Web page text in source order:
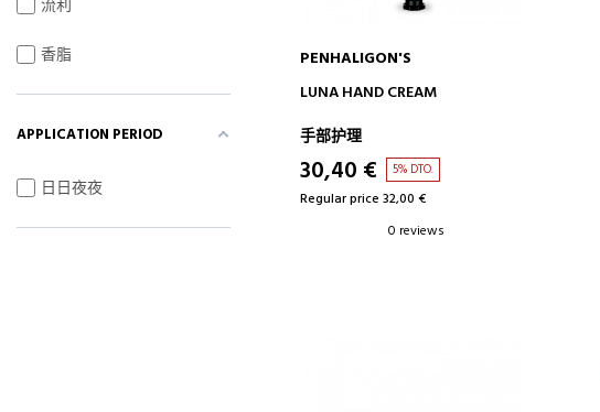
ADD TO CART
PENHALIGON'S
LUNA HAND CREAM
手部护理
30,40 € 5% DTO.
Regular price 32,00 €
0 reviews
流利
香脂
APPLICATION PERIOD
日日夜夜